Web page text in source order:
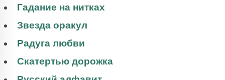
Гадание на нитках
Звезда оракул
Радуга любви
Скатертью дорожка